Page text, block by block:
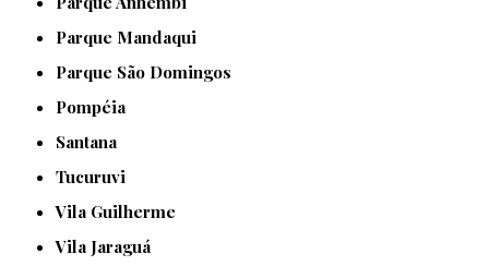
Parque Mandaqui
Parque São Domingos
Pompéia
Santana
Tucuruvi
Vila Guilherme
Vila Jaraguá